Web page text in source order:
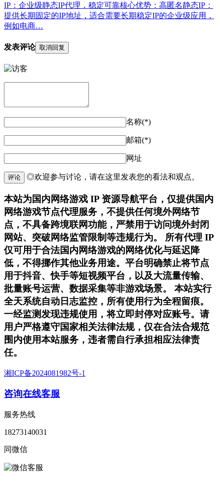
IP：企业级静态IP代理，稳定可靠核心优势：高匿名静态IP：
提供长期固定的IP地址，适合需要长期稳定IP的企业级应用，
例如电商…
发表评论 取消回复
名称(*)
邮箱(*)
网址
评论 ◎欢迎参与讨论，请在这里发表您的看法和观点。
本站为国内网络游戏 IP 资源导航平台，仅提供国内
网络游戏节点代理服务，不提供任何境外网络节
点，不具备跨境联网功能，严禁用于访问境外封闭
网站、突破网络监管限制等违规行为。 所有代理 IP
仅可用于合法国内网络游戏的网络优化与延迟降
低，不得挪作其他业务用途。平台明确禁止将节点
用于抖音、快手等短视频平台，以及大流量传输、
批量账号运营、数据采集等非游戏场景。 本站实行
全天系统自动日志监控，所有使用行为全程留痕。
一经监测发现违规使用，将立即封停对应账号。请
用户严格遵守国家相关法律法规，仅在合法合规范
围内使用本站服务，违者需自行承担相应法律责
任。
湘ICP备2024081982号-1
咨询在线客服
服务热线
18273140031
同微信